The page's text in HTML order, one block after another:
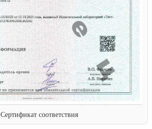
Сертификат соответствия